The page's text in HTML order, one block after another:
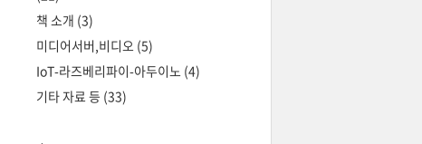
책 소개 (3)
미디어서버,비디오 (5)
IoT-라즈베리파이-아두이노 (4)
기타 자료 등 (33)